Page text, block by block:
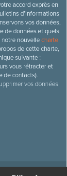
accord exprès en
d’informations
vos données,
de données et quels
notre nouvellecharte
de cette charte,
suivante :
vous rétracter et
de contacts).
vos données